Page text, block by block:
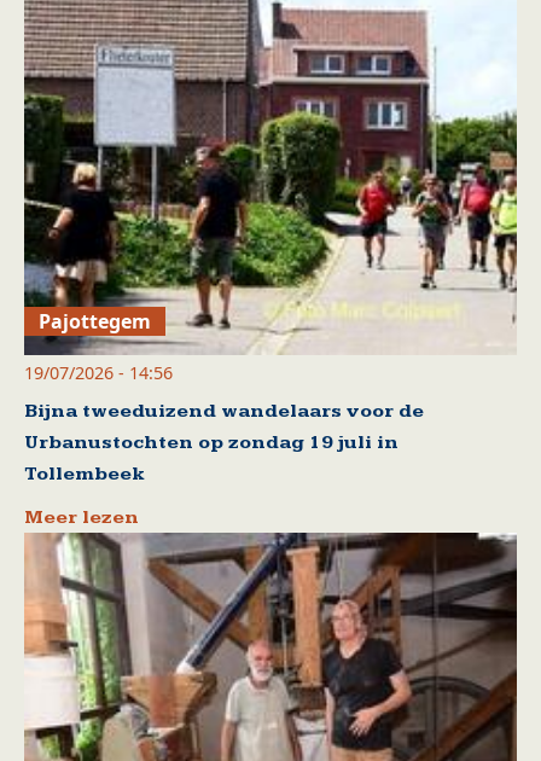
Pajottegem
19/07/2026 - 14:56
Bijna tweeduizend wandelaars voor de
Urbanustochten op zondag 19 juli in
Tollembeek
Meer lezen